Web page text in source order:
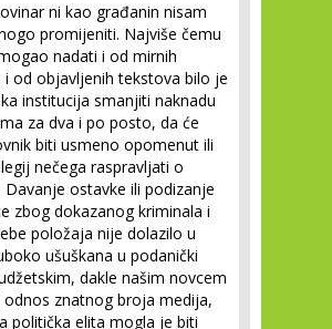
ni kao građanin nisam
promijeniti. Najviše čemu
nadati i od mirnih
od objavljenih tekstova bilo je
institucija smanjiti naknadu
za dva i po posto, da će
biti usmeno opomenut ili
nečega raspravljati o
Davanje ostavke ili podizanje
zbog dokazanog kriminala i
položaja nije dolazilo u
ušuškana u podanički
dakle našim novcem
odnos znatnog broja medija,
politička elita mogla je biti